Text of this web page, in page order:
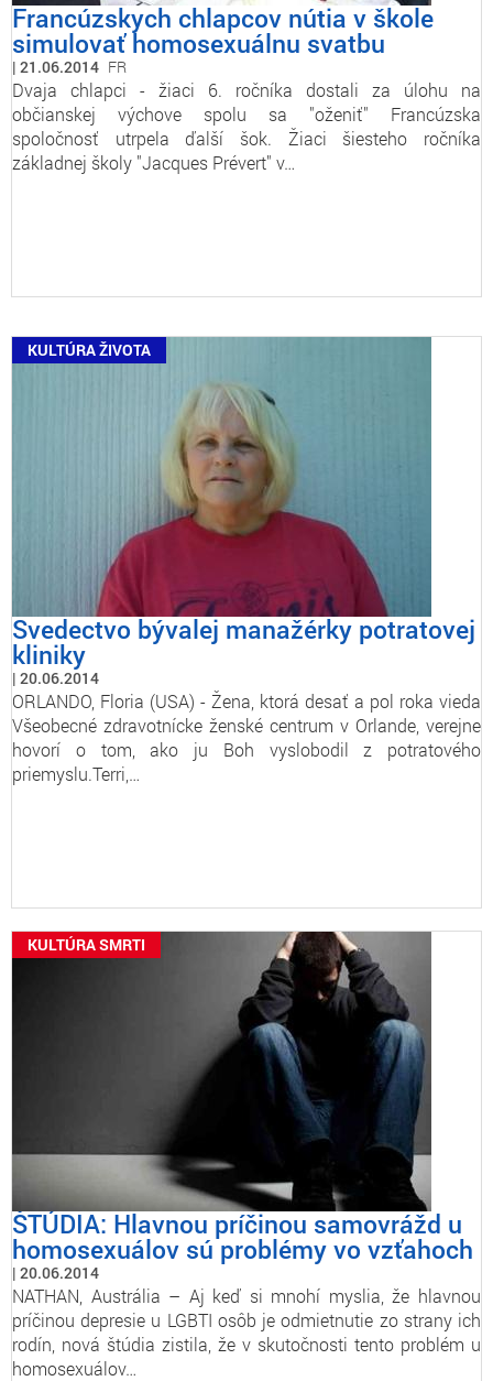
Francúzskych chlapcov nútia v škole
simulovať homosexuálnu svatbu
21.06.2014 FR
Dvaja chlapci - žiaci 6. ročníka dostali za úlohu na
občianskej výchove spolu sa "oženiť" Francúzska
spoločnosť utrpela ďalší šok. Žiaci šiesteho ročníka
základnej školy "Jacques Prévert" v…
KULTÚRA ŽIVOTA
Svedectvo bývalej manažérky potratovej
kliniky
20.06.2014
ORLANDO, Floria (USA) - Žena, ktorá desať a pol roka vieda
Všeobecné zdravotnícke ženské centrum v Orlande, verejne
hovorí o tom, ako ju Boh vyslobodil z potratového
priemyslu.Terri,…
KULTÚRA SMRTI
ŠTÚDIA: Hlavnou príčinou samovrážd u
homosexuálov sú problémy vo vzťahoch
20.06.2014
NATHAN, Austrália – Aj keď si mnohí myslia, že hlavnou
príčinou depresie u LGBTI osôb je odmietnutie zo strany ich
rodín, nová štúdia zistila, že v skutočnosti tento problém u
homosexuálov…